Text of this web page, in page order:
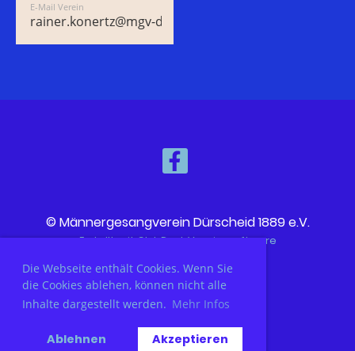
Die Webseite enthält Cookies. Wenn Sie
die Cookies ablehen, können nicht alle
Inhalte dargestellt werden. Mehr Infos
Ablehnen Akzeptieren
E-Mail Verein
rainer.konertz@mgv-duerscheid.de
© Männergesangverein Dürscheid 1889 e.V.
Erstellt mit ClubDesk Vereinssoftware
Impressum